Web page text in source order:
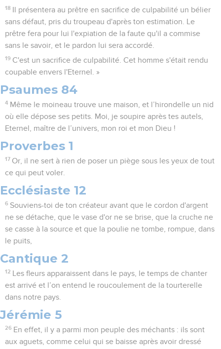
18
Il présentera au prêtre en sacrifice de culpabilité un bélier
sans défaut, pris du troupeau d'après ton estimation. Le
prêtre fera pour lui l'expiation de la faute qu'il a commise
sans le savoir, et le pardon lui sera accordé.
19 C'est un sacrifice de culpabilité. Cet homme s'était rendu
coupable envers l'Eternel. »
Psaumes 84
4 Même le moineau trouve une maison, et l’hirondelle un nid
où elle dépose ses petits. Moi, je soupire après tes autels,
Eternel, maître de l’univers, mon roi et mon Dieu !
Proverbes 1
17 Or, il ne sert à rien de poser un piège sous les yeux de tout
ce qui peut voler.
Ecclésiaste 12
6 Souviens-toi de ton créateur avant que le cordon d'argent
ne se détache, que le vase d'or ne se brise, que la cruche ne
se casse à la source et que la poulie ne tombe, rompue, dans
le puits,
Cantique 2
12
Les fleurs apparaissent dans le pays, le temps de chanter
est arrivé et l’on entend le roucoulement de la tourterelle
dans notre pays.
Jérémie 5
26 En effet, il y a parmi mon peuple des méchants : ils sont
aux aguets, comme celui qui se baisse après avoir dressé